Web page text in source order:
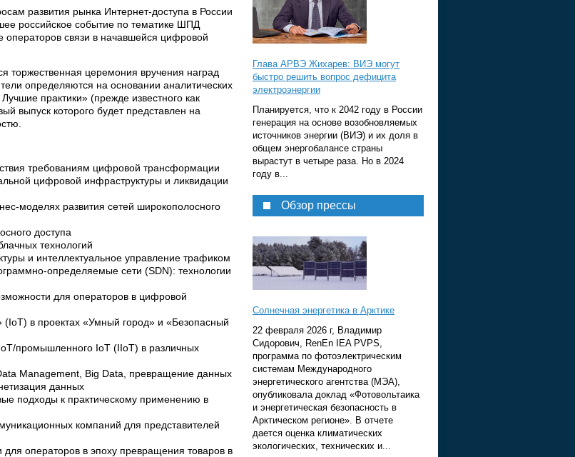
развития рынка Интернет-доступа в России
российское событие по тематике ШПД
операторов связи в начавшейся цифровой
торжественная церемония вручения наград
определяются на основании аналитических
практики» (прежде известного как
выпуск которого будет представлен на
требованиям цифровой трансформации
цифровой инфраструктуры и ликвидации
моделях развития сетей широкополосного
доступа
технологий
и интеллектуальное управление трафиком
определяемые сети (SDN): технологии
для операторов в цифровой
в проектах «Умный город» и «Безопасный
промышленного IoT (IIoT) в различных
Management, Big Data, превращение данных
данных
подходы к практическому применению в
компаний для представителей
операторов в эпоху превращения товаров в
Глава АРВЭ Жихарев: ВИЭ могут
быстро решить вопрос дефицита
электроэнергии
Планируется, что к 2042 году в России
генерация на основе возобновляемых
источников энергии (ВИЭ) и их доля в
общем энергобалансе страны
вырастут в четыре раза. Но в 2024
году в...
Обзор прессы
Солнечная энергетика в Арктике
22 февраля 2026 г, Владимир
Сидорович, RenEn IEA PVPS,
программа по фотоэлектрическим
системам Международного
энергетического агентства (МЭА),
опубликовала доклад «Фотовольтаика
и энергетическая безопасность в
Арктическом регионе». В отчете
дается оценка климатических
экологических, технических и...